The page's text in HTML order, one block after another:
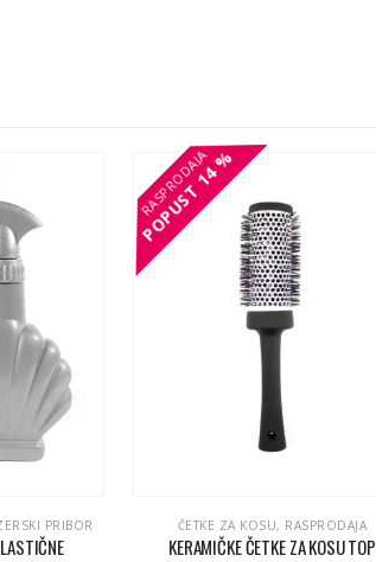
| NEGA MUŠKE BRADE
PRIBOR
POPUST
14 %
POPUST
14 %
ČETKE ZA KOSU, RASPRODAJA
KERAMIČKE ČETKE ZA KOSU TOP